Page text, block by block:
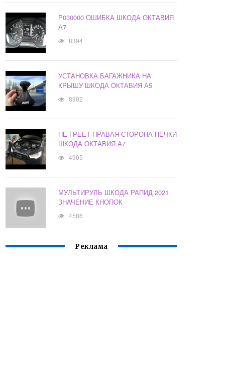
Р030000 ОШИБКА ШКОДА ОКТАВИЯ
А7
8394
УСТАНОВКА БАГАЖНИКА НА
КРЫШУ ШКОДА ОКТАВИЯ А5
8902
НЕ ГРЕЕТ ПРАВАЯ СТОРОНА ПЕЧКИ
ШКОДА ОКТАВИЯ А7
4905
МУЛЬТИРУЛЬ ШКОДА РАПИД 2021
ЗНАЧЕНИЕ КНОПОК
4586
Реклама